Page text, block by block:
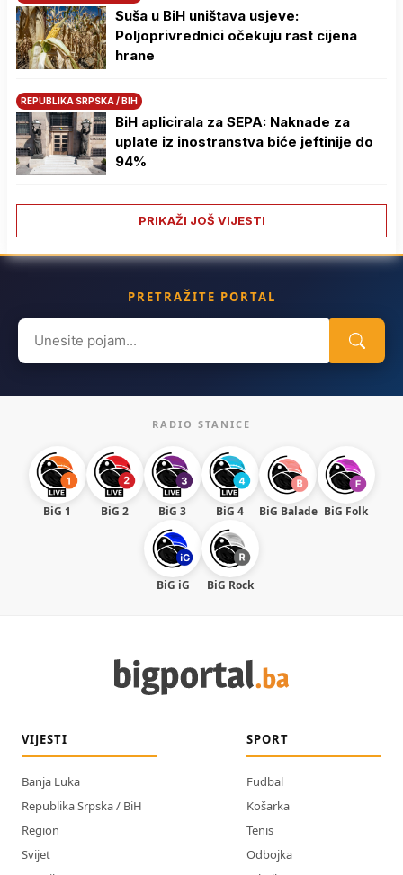
Suša u BiH uništava usjeve:
Poljoprivrednici očekuju rast cijena
hrane
REPUBLIKA SRPSKA / BIH
BiH aplicirala za SEPA: Naknade za
uplate iz inostranstva biće jeftinije do
94%
PRIKAŽI JOŠ VIJESTI
PRETRAŽITE PORTAL
Search
for:
RADIO STANICE
BiG 1 BiG 2 BiG 3 BiG 4 BiG Balade BiG Folk
BiG iG BiG Rock
VIJESTI
Banja Luka
Republika Srpska / BiH
Region
Svijet
SPORT
Fudbal
Košarka
Tenis
Odbojka